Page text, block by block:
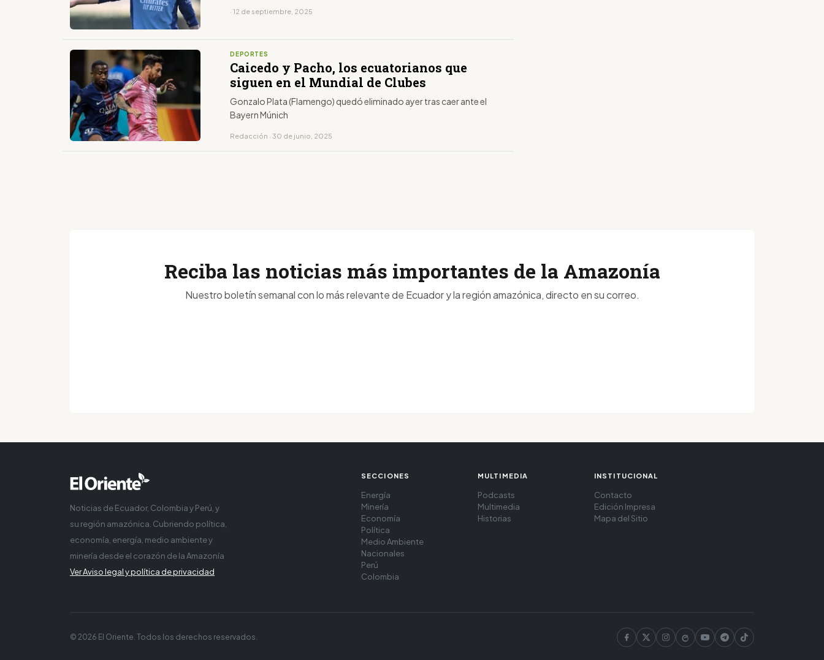
· 12 de septiembre, 2025
DEPORTES
Caicedo y Pacho, los ecuatorianos que
siguen en el Mundial de Clubes
Gonzalo Plata (Flamengo) quedó eliminado ayer tras caer ante el
Bayern Múnich
Redacción · 30 de junio, 2025
Reciba las noticias más importantes de la Amazonía
Nuestro boletín semanal con lo más relevante de Ecuador y la región amazónica, directo en su correo.
Noticias de Ecuador, Colombia y Perú, y
su región amazónica. Cubriendo política,
economía, energía, medio ambiente y
minería desde el corazón de la Amazonía
Ver Aviso legal y política de privacidad
SECCIONES
Energía
Minería
Economía
Política
Medio Ambiente
Nacionales
Perú
Colombia
MULTIMEDIA
Podcasts
Multimedia
Historias
INSTITUCIONAL
Contacto
Edición Impresa
Mapa del Sitio
© 2026 El Oriente. Todos los derechos reservados.